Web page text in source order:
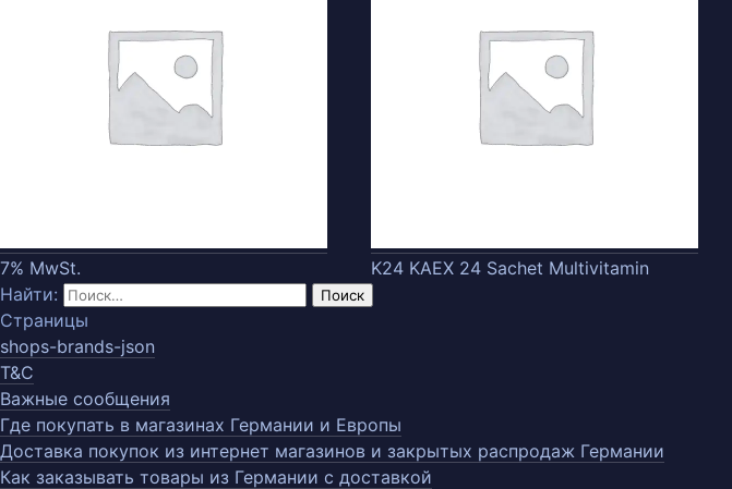
7% MwSt. K24 KAEX 24 Sachet Multivitamin
Найти:
Страницы
shops-brands-json
T&C
Важные сообщения
Где покупать в магазинах Германии и Европы
Доставка покупок из интернет магазинов и закрытых распродаж Германии
Как заказывать товары из Германии с доставкой